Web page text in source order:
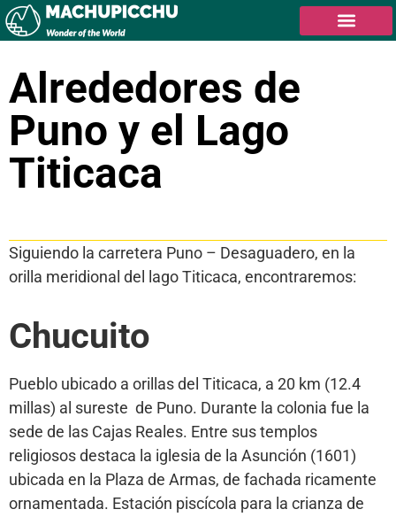
Alrededores de
Puno y el Lago
Titicaca
Siguiendo la carretera Puno – Desaguadero, en la
orilla meridional del lago Titicaca, encontraremos:
Chucuito
Pueblo ubicado a orillas del Titicaca, a 20 km (12.4
millas) al sureste de Puno. Durante la colonia fue la
sede de las Cajas Reales. Entre sus templos
religiosos destaca la iglesia de la Asunción (1601)
ubicada en la Plaza de Armas, de fachada ricamente
ornamentada. Estación piscícola para la crianza de